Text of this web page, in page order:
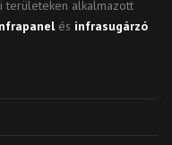
területeken alkalmazott
és infrasugárzó